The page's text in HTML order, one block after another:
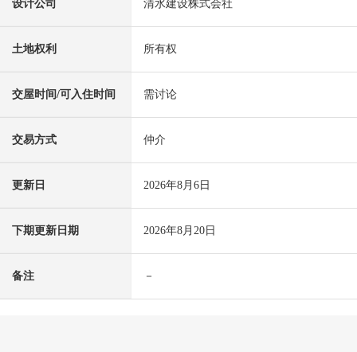
设计公司 清水建设株式会社
土地权利 所有权
交屋时间/可入住时间 需讨论
交易方式 仲介
更新日 2026年8月6日
下期更新日期 2026年8月20日
备注 －